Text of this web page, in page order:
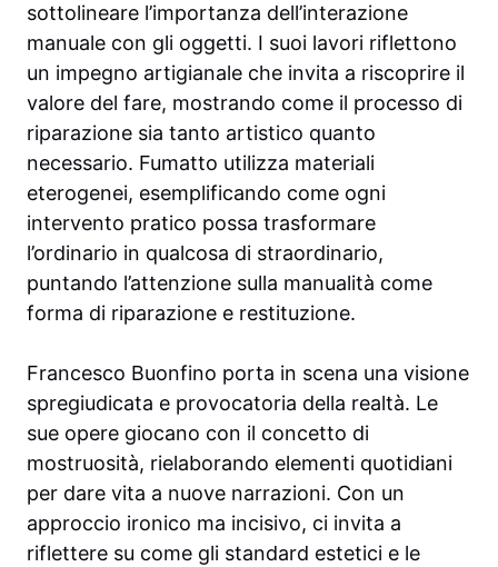
sottolineare l’importanza dell’interazione
manuale con gli oggetti. I suoi lavori riflettono
un impegno artigianale che invita a riscoprire il
valore del fare, mostrando come il processo di
riparazione sia tanto artistico quanto
necessario. Fumatto utilizza materiali
eterogenei, esemplificando come ogni
intervento pratico possa trasformare
l’ordinario in qualcosa di straordinario,
puntando l’attenzione sulla manualità come
forma di riparazione e restituzione.
Francesco Buonfino porta in scena una visione
spregiudicata e provocatoria della realtà. Le
sue opere giocano con il concetto di
mostruosità, rielaborando elementi quotidiani
per dare vita a nuove narrazioni. Con un
approccio ironico ma incisivo, ci invita a
riflettere su come gli standard estetici e le